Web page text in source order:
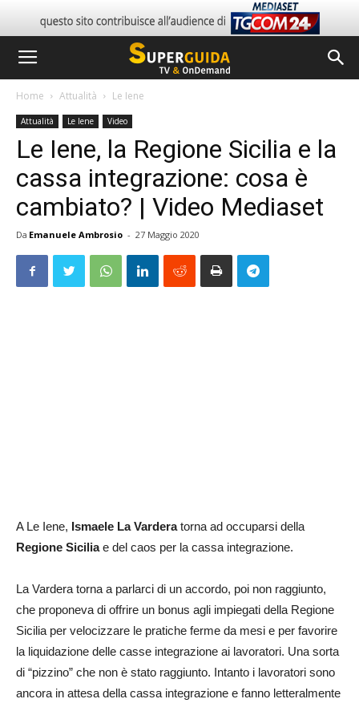
Home Attualità Le Iene
Attualità Le Iene Video
Le Iene, la Regione Sicilia e la
cassa integrazione: cosa è
cambiato? | Video Mediaset
Da Emanuele Ambrosio - 27 Maggio 2020
A Le Iene, Ismaele La Varderatorna ad occuparsi della
Regione Siciliae del caos per la cassa integrazione.
La Vardera torna a parlarci di un accordo, poi non raggiunto,
che proponeva di offrire un bonus agli impiegati della Regione
Sicilia per velocizzare le pratiche ferme da mesi e per favorire
la liquidazione delle casse integrazione ai lavoratori. Una sorta
di “pizzino” che non è stato raggiunto. Intanto i lavoratori sono
ancora in attesa della cassa integrazione e fanno letteralmente